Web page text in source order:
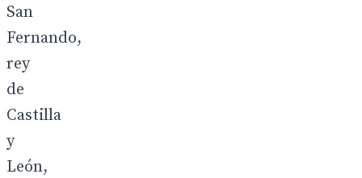
San
Fernando,
rey
de
Castilla
y
León,